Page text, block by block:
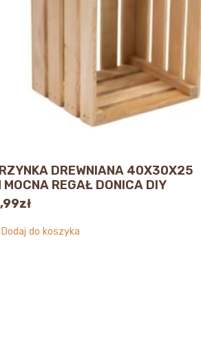
DREWNIANA 40X30X25
MOCNA REGAŁ DONICA DIY
zł
Dodaj do koszyka